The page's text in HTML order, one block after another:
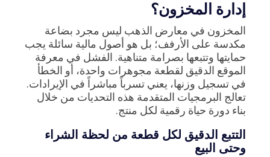
إدارة المخزون؟
المخزون في معارض الذهب ليس مجرد بضاعة
مكدسة على الأرفف؛ بل هو أصول مالية سائلة يجب
حمايتها وتتبعها بصرامة متناهية. الفشل في معرفة
الموقع الدقيق لقطعة مجوهرات واحدة، أو الخطأ
في تسجيل وزنها، يعني تسرباً مباشراً في الإيرادات.
تعالج البرمجيات المتقدمة هذه التحديات من خلال
بناء دورة حياة رقمية لكل منتج.
التتبع الدقيق لكل قطعة من لحظة الشراء
وحتى البيع